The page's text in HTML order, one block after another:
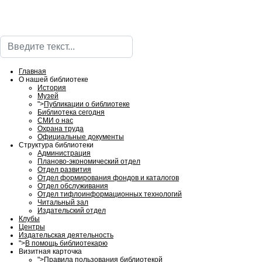
Поиск
Главная
О нашей библиотеке
История
Музей
">Публикации о библиотеке
Библиотека сегодня
СМИ о нас
Охрана труда
Официальные документы
Структура библиотеки
Администрация
Планово-экономический отдел
Отдел развития
Отдел формирования фондов и каталогов
Отдел обслуживания
Отдел тифлоинформационных технологий
Читальный зал
Издательский отдел
Клубы
Центры
Издательская деятельность
">В помощь библиотекарю
Визитная карточка
">Правила пользования библиотекой